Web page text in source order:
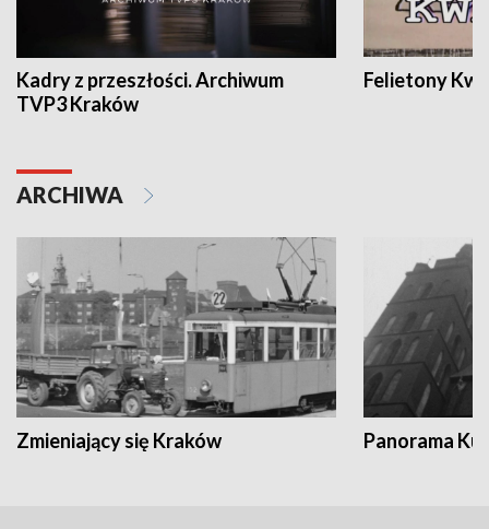
Kadry z przeszłości. Archiwum
TVP3 Kraków
Felietony
ARCHIWA
Zmieniający się Kraków Panorama